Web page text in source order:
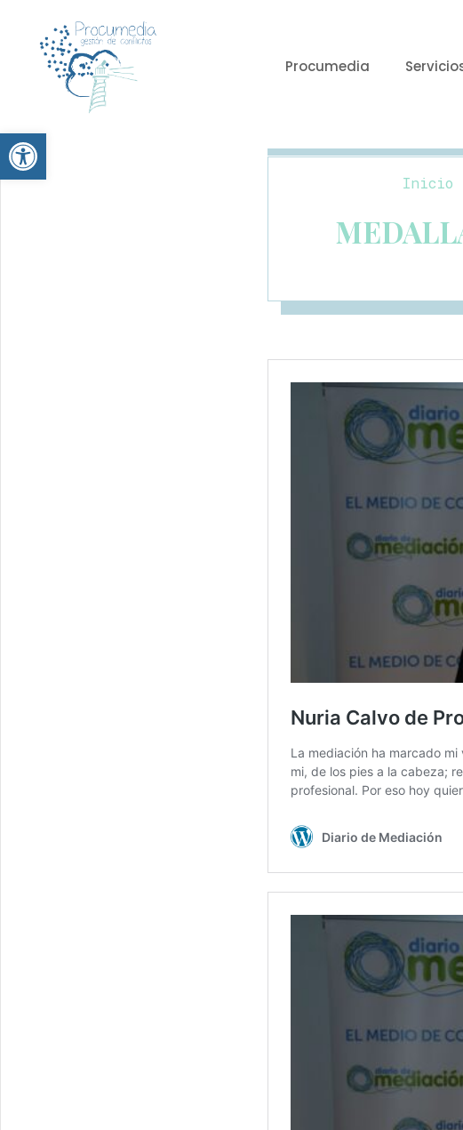
Abrir barra de herramientas
Procumedia
Inicio